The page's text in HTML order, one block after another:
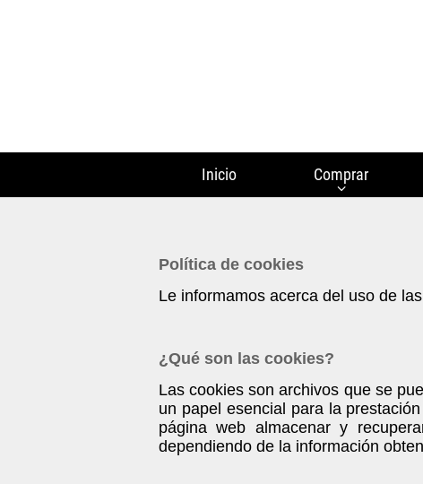
Inicio Comprar
Política de cookies
Le informamos acerca del uso de
¿Qué son las cookies?
Las cookies son archivos que se
un papel esencial para la
página web almacenar y
dependiendo de la información